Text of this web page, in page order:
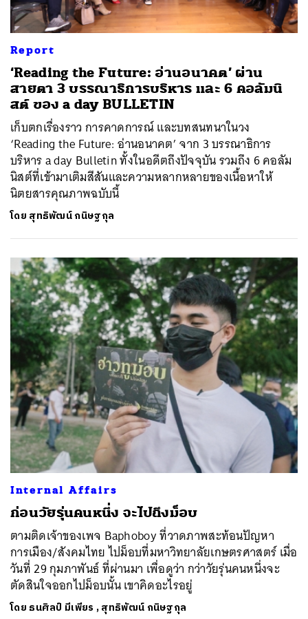
Report
‘Reading the Future: อ่านอนาคต’ ผ่าน
สายตา 3 บรรณาธิการบริหาร และ 6 คอลัมนิ
สต์ ของ a day BULLETIN
เก็บตกเรื่องราว การคาดการณ์ และบทสนทนาในวง
‘Reading the Future: อ่านอนาคต’ จาก 3 บรรณาธิการ
บริหาร a day Bulletin ทั้งในอดีตถึงปัจจุบัน รวมถึง 6 คอลัม
นิสต์ที่เข้ามาเติมสีสันและความหลากหลายของเนื้อหาให้
นิตยสารคุณภาพฉบับนี้
โดย สุทธิพัฒน์ กนิษฐกุล
Internal Affairs
ก่อนวัยรุ่นคนหนึ่ง จะไปถึงม็อบ
ตามติดเจ้าของเพจ Baphoboy ที่วาดภาพสะท้อนปัญหา
การเมือง/สังคมไทย ไปม็อบที่มหาวิทยาลัยเกษตรศาสตร์ เมื่อ
วันที่ 29 กุมภาพันธ์ ที่ผ่านมา เพื่อดูว่า กว่าวัยรุ่นคนหนึ่งจะ
ตัดสินใจออกไปม็อบนั้น เขาคิดอะไรอยู่
โดย ธนศิลป์ มีเพียร ,สุทธิพัฒน์ กนิษฐกุล